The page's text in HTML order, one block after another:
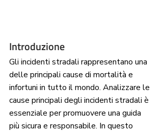
Introduzione
Gli incidenti stradali rappresentano una
delle principali cause di mortalità e
infortuni in tutto il mondo. Analizzare le
cause principali degli incidenti stradali è
essenziale per promuovere una guida
più sicura e responsabile. In questo